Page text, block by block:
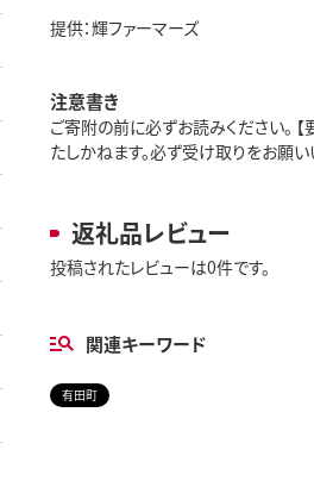
提供：輝ファーマーズ
注意書き
ご寄附の前に必ずお読みください。
たしかねます。必ず受け取りをお願い
返礼品レビュー
投稿されたレビューは0件です。
関連キーワード
有田町